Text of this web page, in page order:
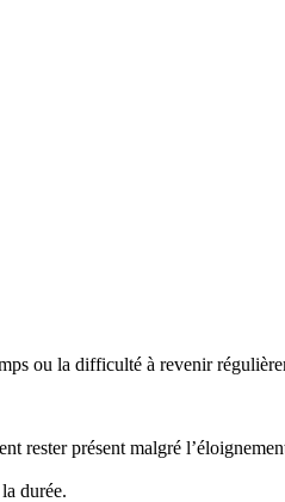
ou la difficulté à revenir
rester présent malgré
durée.